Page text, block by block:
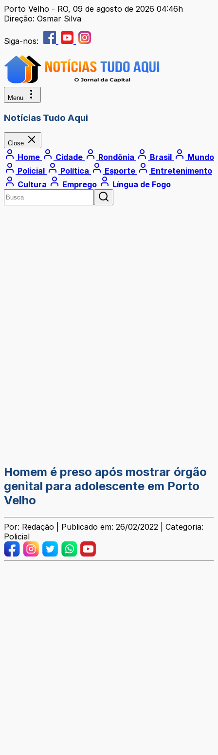
Porto Velho - RO, 09 de agosto de 2026 04:46h
Direção: Osmar Silva
Siga-nos:
Menu
Notícias Tudo Aqui
Close
Home Cidade Rondônia Brasil
Mundo
Policial
Política Esporte
Entretenimento
Cultura
Emprego Língua de Fogo
Homem é preso após mostrar órgão
genital para adolescente em Porto
Velho
Por: Redação | Publicado em: 26/02/2022 | Categoria:
Policial